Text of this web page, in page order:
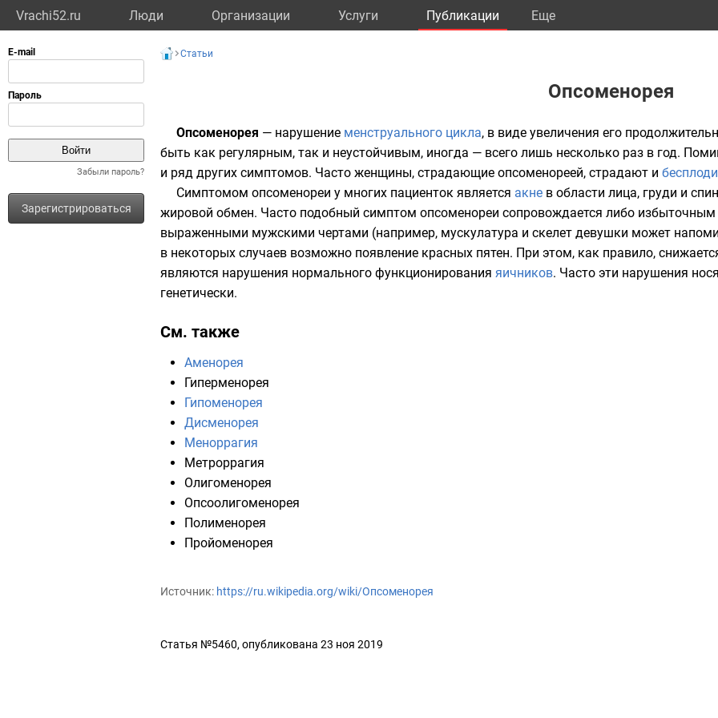
Vrachi52.ru Люди Организации Услуги Публикации Eще
Забыли пароль?
Зарегистрироваться
Статьи
Опсоменорея
Опсоменорея — нарушение менструального цикла, в виде увеличения его
быть как регулярным, так и неустойчивым, иногда — всего лишь несколько раз в год.
и ряд других симптомов. Часто женщины, страдающие опсоменореей, страдают и
Симптомом опсоменореи у многих пациенток является акне в области лица, груди и
жировой обмен. Часто подобный симптом опсоменореи сопровождается либо
выраженными мужскими чертами (например, мускулатура и скелет девушки может
в некоторых случаев возможно появление красных пятен. При этом, как правило,
являются нарушения нормального функционирования яичников. Часто эти нарушения
генетически.
См. также
Аменорея
Гиперменорея
Гипоменорея
Дисменорея
Меноррагия
Метроррагия
Олигоменорея
Опсоолигоменорея
Полименорея
Пройоменорея
Источник: https://ru.wikipedia.org/wiki/Опсоменорея
Статья №5460, опубликована 23 ноя 2019